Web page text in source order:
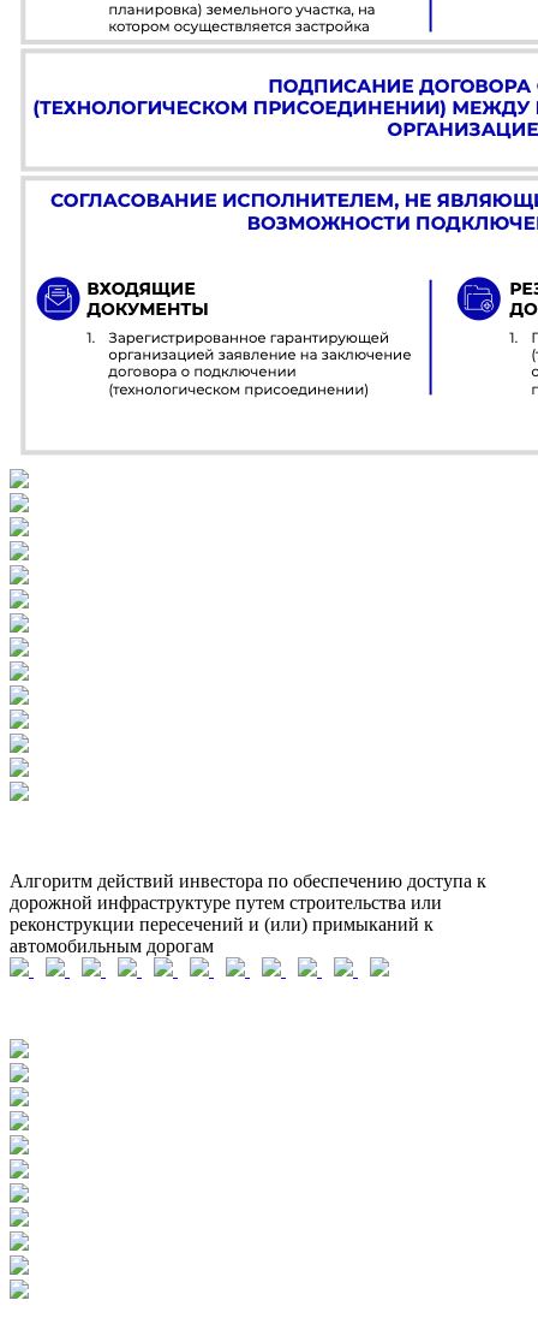
Алгоритм действий инвестора по обеспечению доступа к
дорожной инфраструктуре путем строительства или
реконструкции пересечений и (или) примыканий к
автомобильным дорогам